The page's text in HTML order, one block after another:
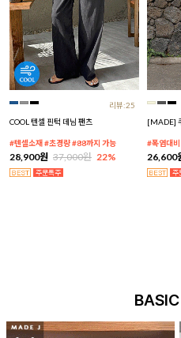
리뷰:25
COOL 텐셀 핀턱 데님 팬츠
#텐셀소재 #초경량 #88까지 가능
28,900원 37,000원 22%
[MADE]
#폭염대
26,600